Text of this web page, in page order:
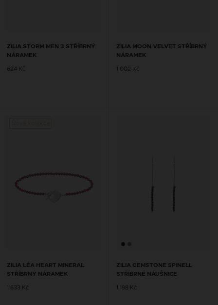
ZILIA STORM MEN 3 STŘÍBRNÝ
NÁRAMEK
624 Kč
ZILIA MOON VELVET STŘÍBRNÝ
NÁRAMEK
1 002 Kč
ZILIA LÉA HEART MINERAL
STŘÍBRNÝ NÁRAMEK
1 633 Kč
ZILIA GEMSTONE SPINELL
STŘÍBRNÉ NÁUŠNICE
1 198 Kč